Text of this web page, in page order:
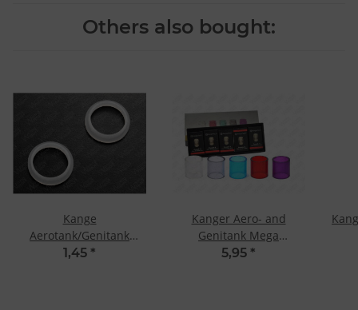
Others also bought:
Kange
Aerotank/Genitank
MEGA Ersatzdichtungen
1,45 *
Kanger Aero- and
Genitank Mega
Replacement Glass Tank
5,95 *